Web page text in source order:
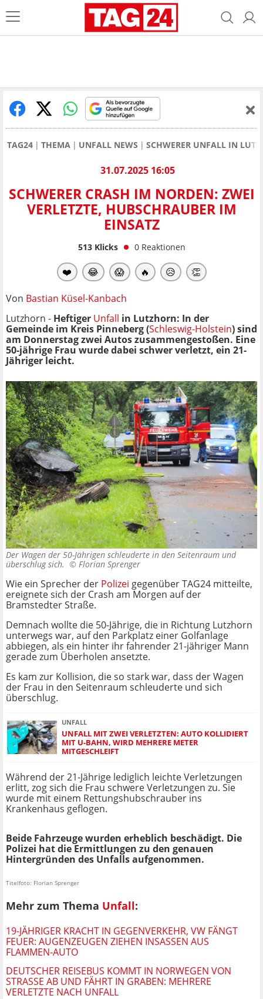
TAG24 THEMA UNFALL NEWS SCHWERER UNFALL IN
31.07.2025 16:05
SCHWERER CRASH IM NORDEN: ZWEI
VERLETZTE, HUBSCHRAUBER IM
EINSATZ
513Klicks 0 Reaktionen
❤️ 😂 😱 🔥 😥 👏
Von Bastian Küsel-Kanbach
Lutzhorn - Heftiger Unfall in Lutzhorn: In der
Gemeinde im Kreis Pinneberg (Schleswig-Holstein) sind
am Donnerstag zwei Autos zusammengestoßen. Eine
50-jährige Frau wurde dabei schwer verletzt, ein 21-
Jähriger leicht.
Der Wagen der 50-Jährigen schleuderte in den Seitenraum und
überschlug sich. © Florian Sprenger
Wie ein Sprecher der Polizei gegenüber TAG24 mitteilte,
ereignete sich der Crash am Morgen auf der
Bramstedter Straße.
Demnach wollte die 50-Jährige, die in Richtung Lutzhorn
unterwegs war, auf den Parkplatz einer Golfanlage
abbiegen, als ein hinter ihr fahrender 21-jähriger Mann
gerade zum Überholen ansetzte.
Es kam zur Kollision, die so stark war, dass der Wagen
der Frau in den Seitenraum schleuderte und sich
überschlug.
UNFALL
UNFALL MIT ZWEI VERLETZTEN: AUTO KOLLIDIERT
MIT U-BAHN, WIRD MEHRERE METER
MITGESCHLEIFT
Während der 21-Jährige lediglich leichte Verletzungen
erlitt, zog sich die Frau schwere Verletzungen zu. Sie
wurde mit einem Rettungshubschrauber ins
Krankenhaus geflogen.
Beide Fahrzeuge wurden erheblich beschädigt. Die
Polizei hat die Ermittlungen zu den genauen
Hintergründen des Unfalls aufgenommen.
Titelfoto: Florian Sprenger
Mehr zum Thema Unfall:
19-JÄHRIGER KRACHT IN GEGENVERKEHR, VW FÄNGT
FEUER: AUGENZEUGEN ZIEHEN INSASSEN AUS
FLAMMEN-AUTO
DEUTSCHER REISEBUS KOMMT IN NORWEGEN VON
STRASSE AB UND FÄHRT IN GRABEN: MEHRERE V
ERLETZTE NACH UNFALL